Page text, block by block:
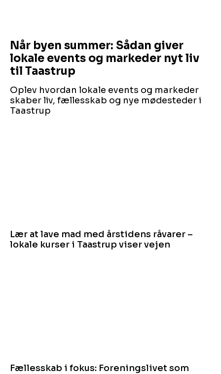
Når byen summer: Sådan giver
lokale events og markeder nyt liv
til Taastrup
Oplev hvordan lokale events og markeder
skaber liv, fællesskab og nye mødesteder i
Taastrup
Lær at lave mad med årstidens råvarer –
lokale kurser i Taastrup viser vejen
Fællesskab i fokus: Foreningslivet som